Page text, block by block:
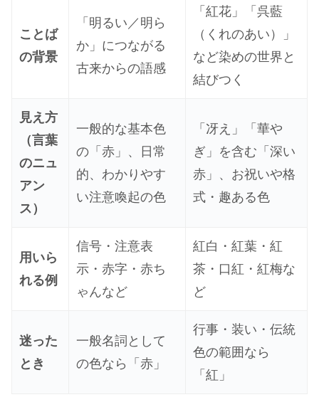
ことば
の背景
「明るい／明ら
か」につながる
古来からの語感
「紅花」「呉藍
（くれのあい）」
など染めの世界と
結びつく
見え方
（言葉
のニュ
アン
ス）
一般的な基本色
の「赤」、日常
的、わかりやす
い注意喚起の色
「冴え」「華や
ぎ」を含む「深い
赤」、お祝いや格
式・趣ある色
用いら
れる例
信号・注意表
示・赤字・赤ち
ゃんなど
紅白・紅葉・紅
茶・口紅・紅梅な
ど
迷った
とき
一般名詞として
の色なら「赤」
行事・装い・伝統
色の範囲なら
「紅」